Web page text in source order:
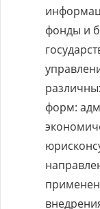
фонды и
форм: